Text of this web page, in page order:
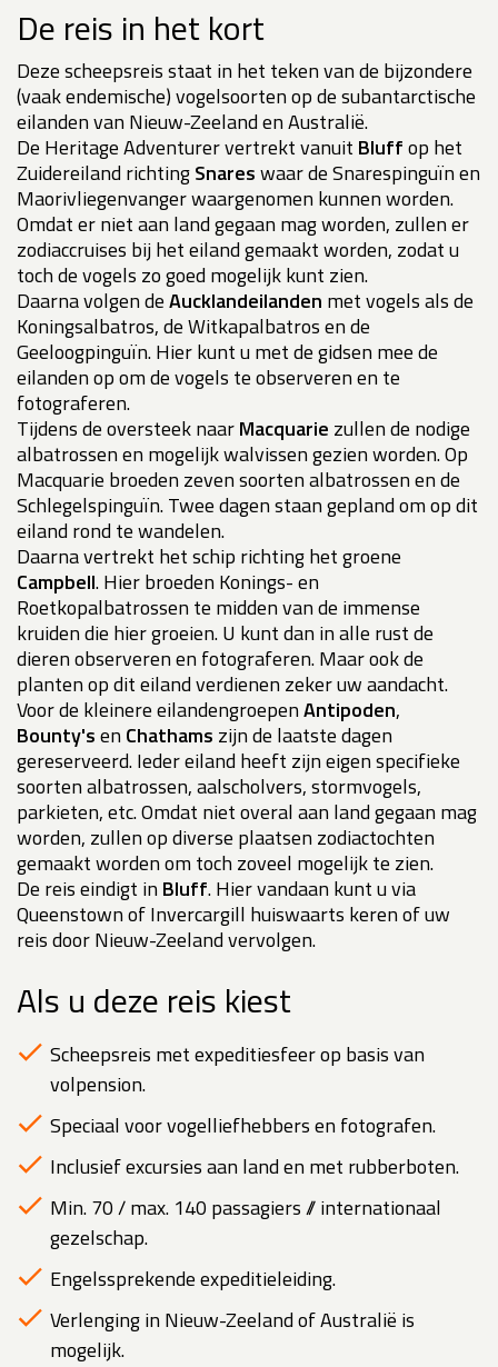
De reis in het kort
Deze scheepsreis staat in het teken van de bijzondere
(vaak endemische) vogelsoorten op de subantarctische
eilanden van Nieuw-Zeeland en Australië.
De Heritage Adventurer vertrekt vanuit Bluffop het
Zuidereiland richtingSnareswaar de Snarespinguïn en
Maorivliegenvanger waargenomen kunnen worden.
Omdat er niet aan land gegaan mag worden, zullen er
zodiaccruises bij het eiland gemaakt worden, zodat u
toch de vogels zo goed mogelijk kunt zien.
Daarna volgen deAucklandeilanden met vogels als de
Koningsalbatros, de Witkapalbatros en de
Geeloogpinguïn. Hier kunt u met de gidsen mee de
eilanden op om de vogels te observeren en te
fotograferen.
Tijdens de oversteek naarMacquarie zullen de nodige
albatrossen en mogelijk walvissen gezien worden. Op
Macquarie broeden zeven soorten albatrossen en de
Schlegelspinguïn. Twee dagen staan gepland om op dit
eiland rond te wandelen.
Daarna vertrekt het schip richting het groene
Campbell. Hier broeden Konings- en
Roetkopalbatrossen te midden van de immense
kruiden die hier groeien. U kunt dan in alle rust de
dieren observeren en fotograferen. Maar ook de
planten op dit eiland verdienen zeker uw aandacht.
Voor de kleinere eilandengroepenAntipoden,
Bounty'sen Chathams zijn de laatste dagen
gereserveerd. Ieder eiland heeft zijn eigen specifieke
soorten albatrossen, aalscholvers, stormvogels,
parkieten, etc. Omdat niet overal aan land gegaan mag
worden, zullen op diverse plaatsen zodiactochten
gemaakt worden om toch zoveel mogelijk te zien.
De reis eindigt in Bluff. Hier vandaan kunt u via
Queenstown of Invercargill huiswaarts keren of uw
reis door Nieuw-Zeeland vervolgen.
Als u deze reis kiest
Scheepsreis met expeditiesfeer op basis van
volpension.
Speciaal voor vogelliefhebbers en fotografen.
Inclusief excursies aan land en met rubberboten.
Min. 70 / max. 140 passagiers // internationaal
gezelschap.
Engelssprekende expeditieleiding.
Verlenging in Nieuw-Zeeland of Australië is
mogelijk.